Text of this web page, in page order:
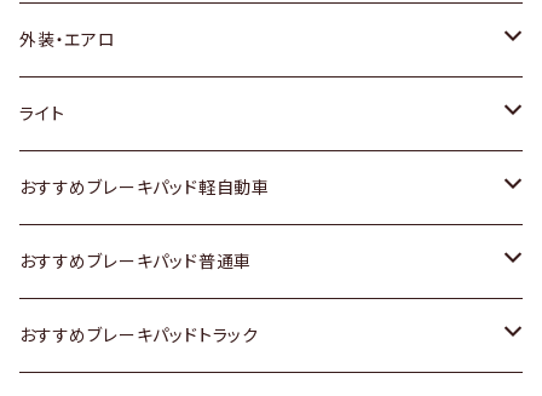
トヨタ
ホンダ
スズキ
日産
いすゞ
外装・エアロ
トヨタ
ホンダ
スズキ
日産
ライト
トヨタ
スズキ
日産
おすすめブレーキパッド軽自動車
トヨタ
ホンダ
おすすめブレーキパッド普通車
トヨタ
おすすめブレーキパッドトラック